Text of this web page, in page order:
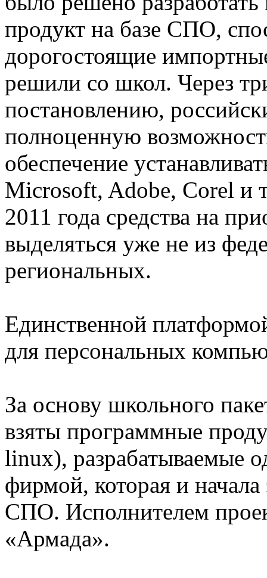
продукт на базе СПО,
дорогостоящие
решили со школ. Через
постановлению,
полноценную
обеспечение
Microsoft, Adobe, Corel и
2011 года средства на
выделяться уже не из
региональных.
Единственной
для персональных
За основу школьного
взяты программные
linux), разрабатываемые
фирмой, которая и
СПО. Исполнителем
«Армада».